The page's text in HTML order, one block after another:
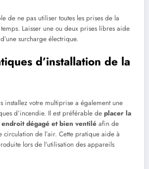
de ne pas utiliser toutes les prises de la
Laisser une ou deux prises libres aide
surcharge électrique.
d’installation de la
installez votre multiprise a également une
d’incendie. Il est préférable de placer la
dégagé et bien ventilé afin de
circulation de l’air. Cette pratique aide à
lors de l’utilisation des appareils